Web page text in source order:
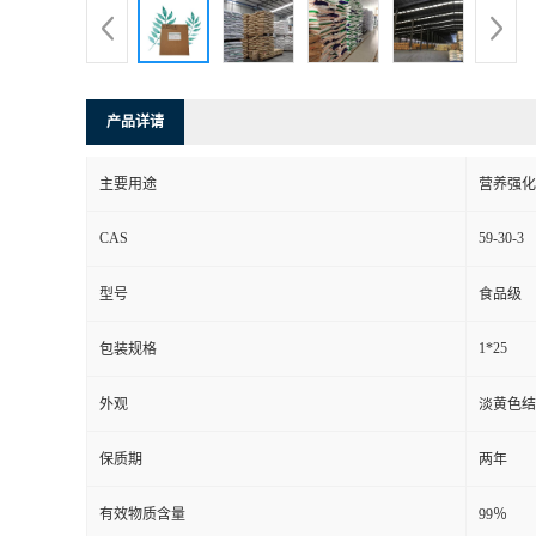
产品详请
主要用途 营养强化
CAS 59-30-3
型号 食品级
包装规格 1*25
外观 淡黄色
保质期 两年
有效物质含量 99％